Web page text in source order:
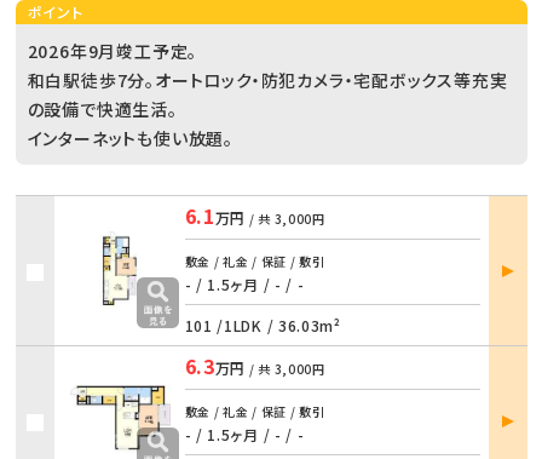
ポイント
2026年9月竣工予定。
和白駅徒歩7分。オートロック・防犯カメラ・宅配ボックス等充実
の設備で快適生活。
インターネットも使い放題。
6.1万円 / 共 3,000円
敷金 / 礼金 / 保証 / 敷引
- / 1.5ヶ月 / - / -
101 /1LDK / 36.03m²
部屋
詳細
6.3万円 / 共 3,000円
敷金 / 礼金 / 保証 / 敷引
- / 1.5ヶ月 / - / -
部屋
詳細